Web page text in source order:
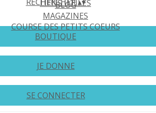
LIENS UTILES
BLOG
MAGAZINES
COURSE DES PETITS COEURS
BOUTIQUE
JE DONNE
SE CONNECTER